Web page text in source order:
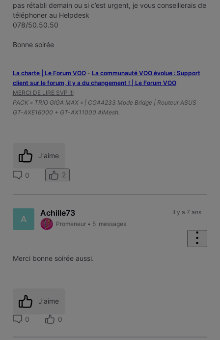
pas rétabli demain ou si c’est urgent, je vous conseillerais de
téléphoner au Helpdesk
078/50.50.50
Bonne soirée
La charte | Le Forum VOO- ‎La communauté VOO évolue : Support
client sur le forum, il y a du changement ! | Le Forum VOO
MERCI DE LIRE SVP !!!
PACK « TRIO GIGA MAX » | CGA4233 Mode Bridge | Routeur ASUS
GT-AXE16000 + GT-AX11000 AiMesh.
J'aime
0 2
A
Achille73
Promeneur • 5 messages
il y a 7 ans
Merci bonne soirée aussi.
J'aime
0 0